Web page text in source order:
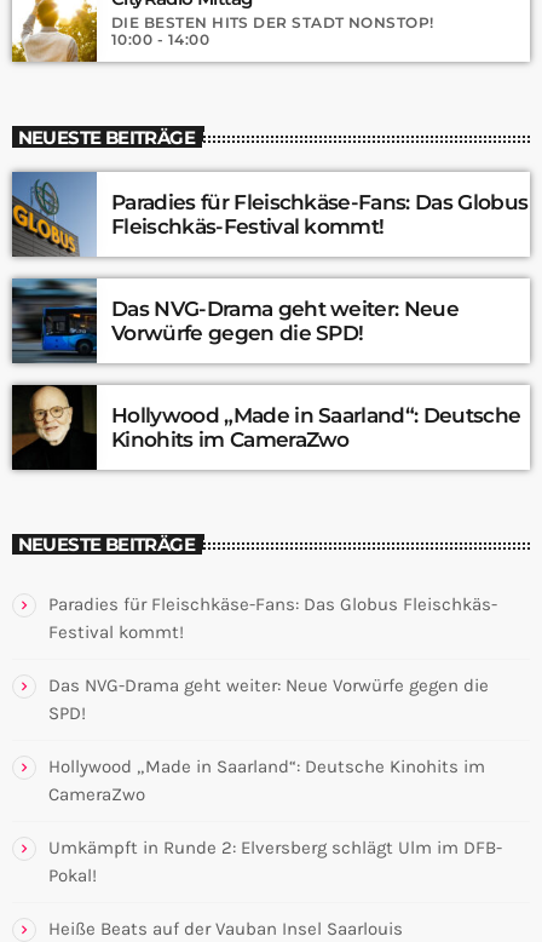
DIE BESTEN HITS DER STADT NONSTOP!
10:00 - 14:00
NEUESTE BEITRÄGE
Paradies für Fleischkäse-Fans: Das Globus
Fleischkäs-Festival kommt!
Das NVG-Drama geht weiter: Neue
Vorwürfe gegen die SPD!
Hollywood „Made in Saarland“: Deutsche
Kinohits im CameraZwo
NEUESTE BEITRÄGE
Paradies für Fleischkäse-Fans: Das Globus Fleischkäs-
Festival kommt!
Das NVG-Drama geht weiter: Neue Vorwürfe gegen die
SPD!
Hollywood „Made in Saarland“: Deutsche Kinohits im
CameraZwo
Umkämpft in Runde 2: Elversberg schlägt Ulm im DFB-
Pokal!
Heiße Beats auf der Vauban Insel Saarlouis